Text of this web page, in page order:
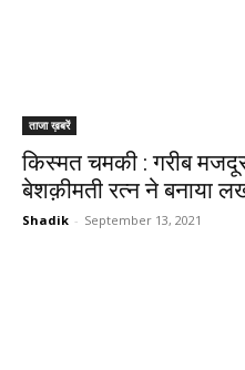
ताजा ख़बरें
किस्मत चमकी : गरीब
बेशक़ीमती रत्न ने बनाया
Shadik - September 13, 2021